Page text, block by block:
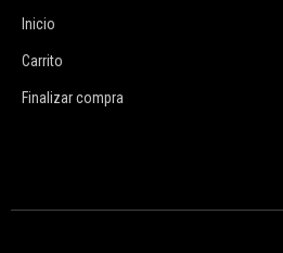
Inicio
Carrito
Finalizar compra